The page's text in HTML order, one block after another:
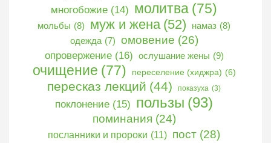
многобожие (14) молитва (75)
мольбы (8) муж и жена (52) намаз (8)
одежда (7) омовение (26)
опровержение (16) ослушание жены (9)
очищение (77) переселение (хиджра) (6)
пересказ лекций (44) показуха (3)
поклонение (15) пользы (93)
поминания (24)
посланники и пророки (11) пост (28)